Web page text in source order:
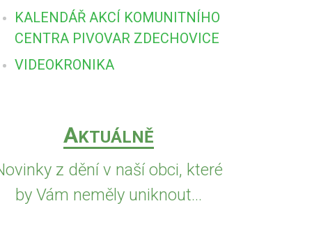
KALENDÁŘ AKCÍ KOMUNITNÍHO
CENTRA PIVOVAR ZDECHOVICE
VIDEOKRONIKA
AKTUÁLNĚ
z dění v naší obci, které
by Vám neměly uniknout...